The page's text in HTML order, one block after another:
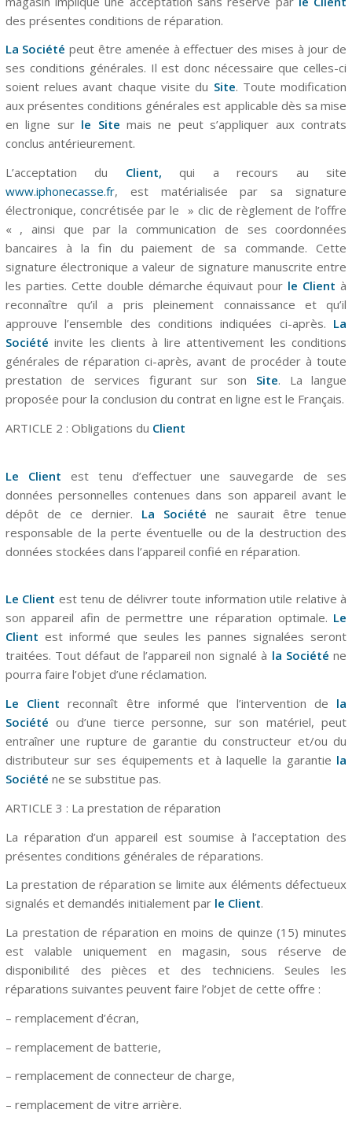
des présentes conditions de réparation.
La Société peut être amenée à effectuer des mises à jour de
ses conditions générales. Il est donc nécessaire que celles-ci
soient relues avant chaque visite du Site. Toute modification
aux présentes conditions générales est applicable dès sa mise
en ligne sur le Site mais ne peut s’appliquer aux contrats
conclus antérieurement.
L’acceptation du Client, qui a recours au site
www.iphonecasse.fr, est matérialisée par sa signature
électronique, concrétisée par le » clic de règlement de l’offre
« , ainsi que par la communication de ses coordonnées
bancaires à la fin du paiement de sa commande. Cette
signature électronique a valeur de signature manuscrite entre
les parties. Cette double démarche équivaut pour le Client à
reconnaître qu’il a pris pleinement connaissance et qu’il
approuve l’ensemble des conditions indiquées ci-après. La
Société invite les clients à lire attentivement les conditions
générales de réparation ci-après, avant de procéder à toute
prestation de services figurant sur son Site. La langue
proposée pour la conclusion du contrat en ligne est le Français.
ARTICLE 2 : Obligations du Client
Le Client est tenu d’effectuer une sauvegarde de ses
données personnelles contenues dans son appareil avant le
dépôt de ce dernier. La Société ne saurait être tenue
responsable de la perte éventuelle ou de la destruction des
données stockées dans l’appareil confié en réparation.
Le Client est tenu de délivrer toute information utile relative à
son appareil afin de permettre une réparation optimale. Le
Client est informé que seules les pannes signalées seront
traitées. Tout défaut de l’appareil non signalé à la Société ne
pourra faire l’objet d’une réclamation.
Le Client reconnaît être informé que l’intervention de la
Société ou d’une tierce personne, sur son matériel, peut
entraîner une rupture de garantie du constructeur et/ou du
distributeur sur ses équipements et à laquelle la garantie la
Société ne se substitue pas.
ARTICLE 3 : La prestation de réparation
La réparation d’un appareil est soumise à l’acceptation des
présentes conditions générales de réparations.
La prestation de réparation se limite aux éléments défectueux
signalés et demandés initialement par le Client.
La prestation de réparation en moins de quinze (15) minutes
est valable uniquement en magasin, sous réserve de
disponibilité des pièces et des techniciens. Seules les
réparations suivantes peuvent faire l’objet de cette offre :
– remplacement d’écran,
– remplacement de batterie,
– remplacement de connecteur de charge,
– remplacement de vitre arrière.